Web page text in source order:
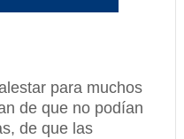
para muchos
de que no podían
de que las